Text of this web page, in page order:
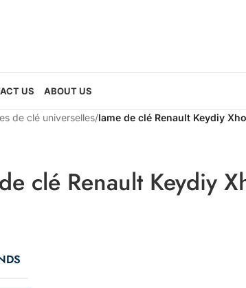
US ABOUT US
de clé universelles/lame de clé Renault Keydiy
clé Renault Keydiy